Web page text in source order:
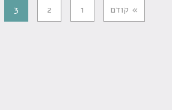
» קודם 1
2
3